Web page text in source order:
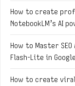
How to create
NotebookLM’s AI
How to Master
Flash-Lite in
How to create